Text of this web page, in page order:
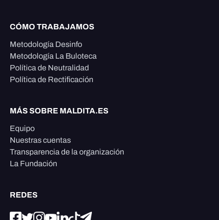
CÓMO TRABAJAMOS
Metodología Desinfo
Metodología La Buloteca
Política de Neutralidad
Política de Rectificación
MÁS SOBRE MALDITA.ES
Equipo
Nuestras cuentas
Transparencia de la organización
La Fundación
REDES